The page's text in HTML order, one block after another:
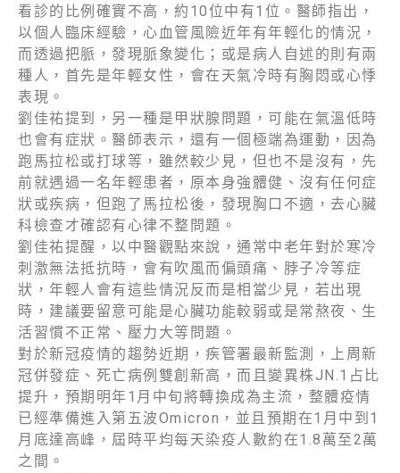
看診的比例確實不高，約10位中有1位。醫師指出，
以個人臨床經驗，心血管風險近年有年輕化的情況，
而透過把脈，發現脈象變化；或是病人自述的則有兩
種人，首先是年輕女性，會在天氣冷時有胸悶或心悸
表現。
劉佳祐提到，另一種是甲狀腺問題，可能在氣溫低時
也會有症狀。醫師表示，還有一個極端為運動，因為
跑馬拉松或打球等，雖然較少見，但也不是沒有，先
前就遇過一名年輕患者，原本身強體健、沒有任何症
狀或疾病，但跑了馬拉松後，發現胸口不適，去心臟
科檢查才確認有心律不整問題。
劉佳祐提醒，以中醫觀點來說，通常中老年對於寒冷
刺激無法抵抗時，會有吹風而偏頭痛、脖子冷等症
狀，年輕人會有這些情況反而是相當少見，若出現
時，建議要留意可能是心臟功能較弱或是常熬夜、生
活習慣不正常、壓力大等問題。
對於新冠疫情的趨勢近期，疾管署最新監測，上周新
冠併發症、死亡病例雙創新高，而且變異株JN.1占比
提升，預期明年1月中旬將轉換成為主流，整體疫情
已經準備進入第五波Omicron，並且預期在1月中到1
月底達高峰，屆時平均每天染疫人數約在1.8萬至2萬
之間。